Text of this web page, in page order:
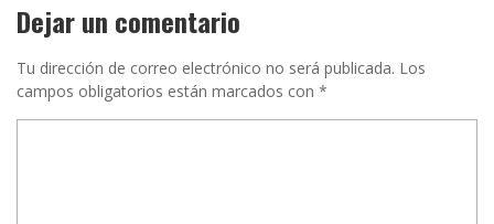
Dejar un comentario
Tu dirección de correo electrónico no será publicada. Los
campos obligatorios están marcados con *